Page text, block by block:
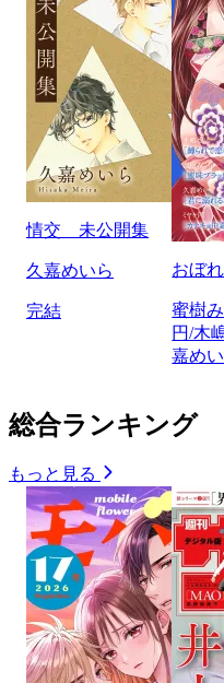
情交 未公開集
久嘉めいら
完結
おぼれ
蜜樹
円/木
嘉め
総合ランキング
もっと見る